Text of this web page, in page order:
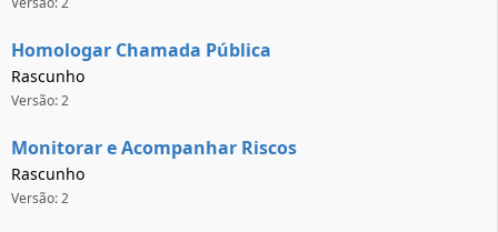
Homologar Chamada Pública
Rascunho
Versão: 2
Monitorar e Acompanhar Riscos
Rascunho
Versão: 2